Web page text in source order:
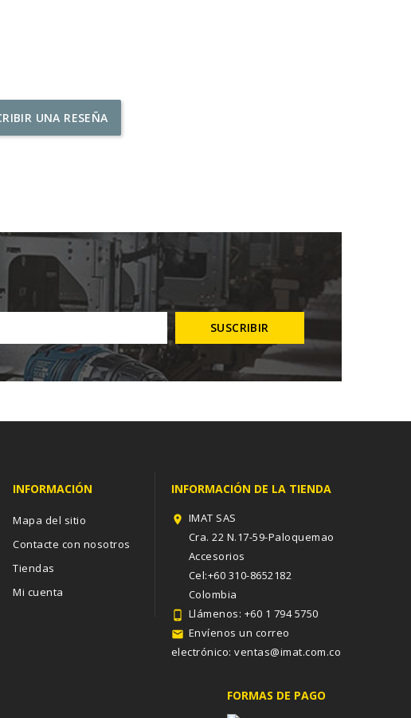
UNA RESEÑA
INFORMACIÓN
Mapa del sitio
Contacte con nosotros
Tiendas
Mi cuenta
INFORMACIÓN DE LA TIENDA
 IMAT SAS
Cra. 22 N.17-59-Paloquemao
Accesorios
Cel:+60 310-8652182
Colombia
 Llámenos: +60 1 794 5750
 Envíenos un correo
electrónico:ventas@imat.com.co
FORMAS DE PAGO